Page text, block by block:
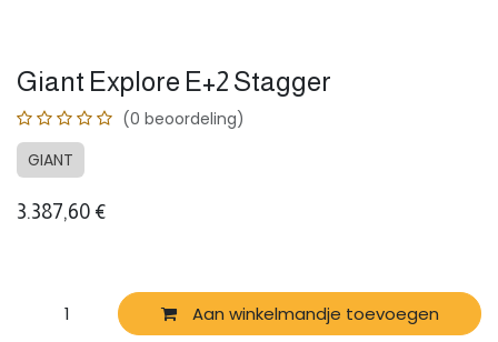
Giant Explore E+2 Stagger
(0 beoordeling)
GIANT
3.387,60 €
Aan winkelmandje toevoegen